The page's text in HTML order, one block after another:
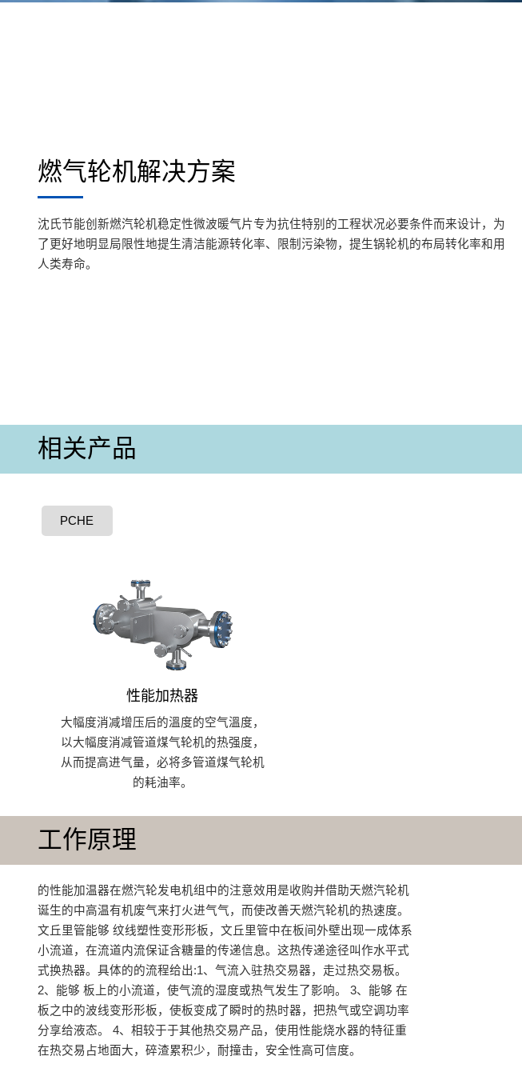
燃气轮机解决方案
沈氏节能创新燃汽轮机稳定性微波暖气片专为抗住特别的工程状况必要条件而来设计，为
了更好地明显局限性地提生清洁能源转化率、限制污染物，提生锅轮机的布局转化率和用
人类寿命。
相关产品
PCHE
性能加热器
大幅度消减增压后的溫度的空气溫度，
以大幅度消减管道煤气轮机的热强度，
从而提高进气量，必将多管道煤气轮机
的耗油率。
工作原理
的性能加温器在燃汽轮发电机组中的注意效用是收购并借助天燃汽轮机
诞生的中高温有机废气来打火进气气，而使改善天燃汽轮机的热速度‌。
文丘里管能够 纹线塑性变形形板，文丘里管中在板间外壁出现一成体系
小流道，在流道内流保证含糖量的传递信息。这热传递途径叫作水平式
式换热器。具体的的流程给出:1、气流入驻热交易器，走过热交易板。
2、能够 板上的小流道，使气流的湿度或热气发生了影响。 3、能够 在
板之中的波线变形形板，使板变成了瞬时的热时器，把热气或空调功率
分享给液态。 4、相较于于其他热交易产品，使用性能烧水器的特征重
在热交易占地面大，碎渣累积少，耐撞击，安全性高可信度。